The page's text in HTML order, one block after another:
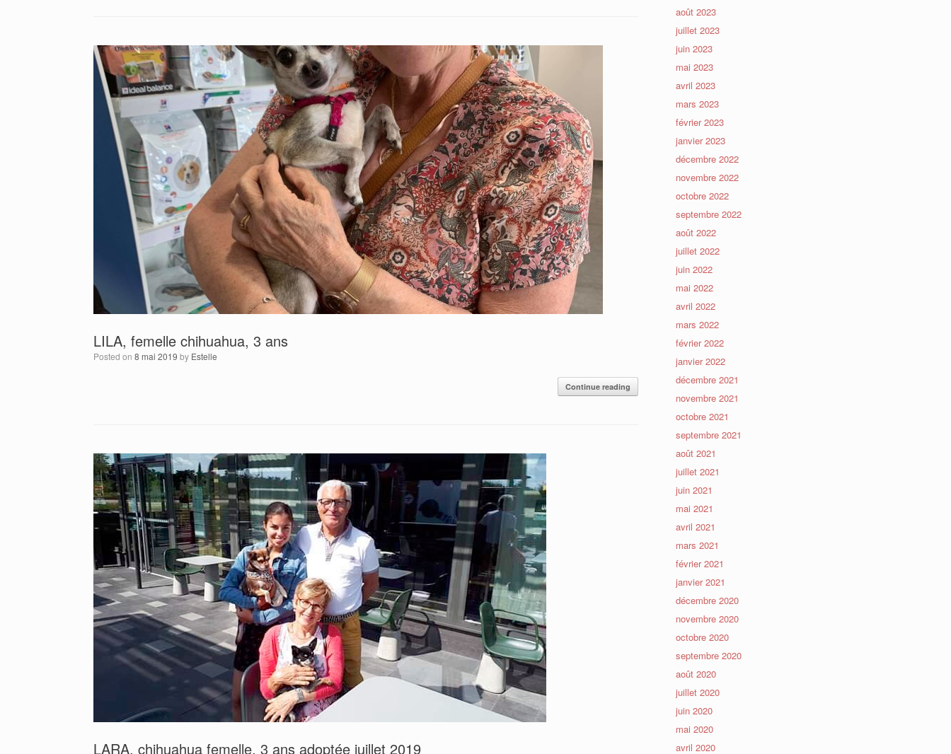
LILA, femelle chihuahua, 3 ans
Posted on 8 mai 2019 by Estelle
Continue reading
LARA, chihuahua femelle, 3 ans adoptée juillet 2019
août 2023
juillet 2023
juin 2023
mai 2023
avril 2023
mars 2023
février 2023
janvier 2023
décembre 2022
novembre 2022
octobre 2022
septembre 2022
août 2022
juillet 2022
juin 2022
mai 2022
avril 2022
mars 2022
février 2022
janvier 2022
décembre 2021
novembre 2021
octobre 2021
septembre 2021
août 2021
juillet 2021
juin 2021
mai 2021
avril 2021
mars 2021
février 2021
janvier 2021
décembre 2020
novembre 2020
octobre 2020
septembre 2020
août 2020
juillet 2020
juin 2020
mai 2020
avril 2020